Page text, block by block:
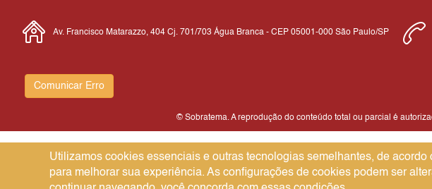
Av. Francisco Matarazzo, 404 Cj. 701/703 Água Branca - CEP 05001-000 São Paulo/SP
Comunicar Erro
© Sobratema. A reprodução do conteúdo total ou parcial é
Utilizamos cookies essenciais e outras tecnologias semelhantes, de acordo
para melhorar sua experiência. As configurações de cookies podem ser